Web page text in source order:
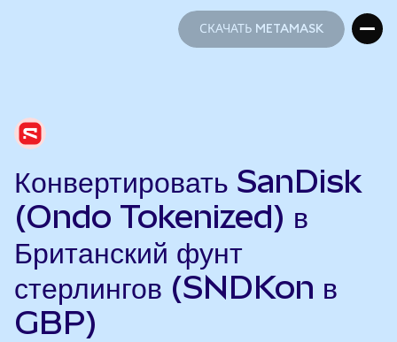
СКАЧАТЬ METAMASK
Конвертировать SanDisk
(Ondo Tokenized) в
Британский фунт
стерлингов (SNDKon в
GBP)